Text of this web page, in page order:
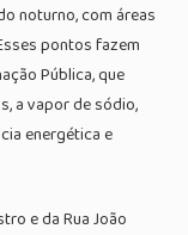
noturno, com áreas
pontos fazem
Pública, que
a vapor de sódio,
energética e
e da Rua João